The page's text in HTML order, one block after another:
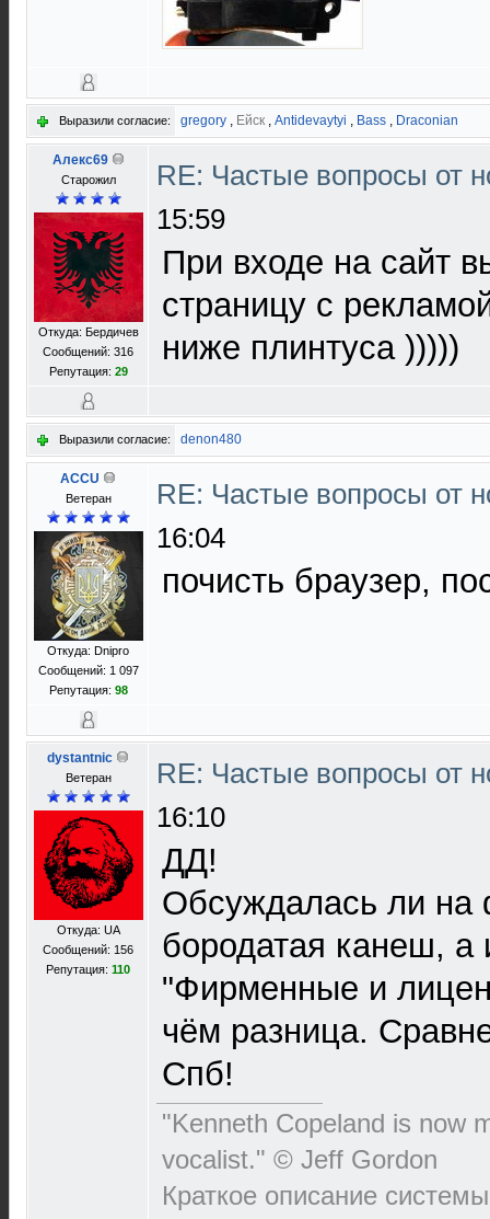
Выразили согласие: gregory , Ейск , Antidevaytyi , Bass , Draconian
Алекс69
Старожил
Откуда: Бердичев
Сообщений: 316
Репутация: 29
RE: Частые вопросы от
15:59
При входе на сайт
страницу с
ниже плинтуса )))))
Выразили согласие: denon480
ACCU
Ветеран
Откуда: Dnipro
Сообщений: 1 097
Репутация: 98
RE: Частые вопросы от
16:04
почисть браузер,
dystantnic
Ветеран
Откуда: UA
Сообщений: 156
Репутация: 110
RE: Частые вопросы от
16:10
ДД!
Обсуждалась ли на
бородатая канеш, а
"Фирменные и
чём разница.
Спб!
"Kenneth Copeland is now
vocalist." © Jeff Gordon
Краткое описание